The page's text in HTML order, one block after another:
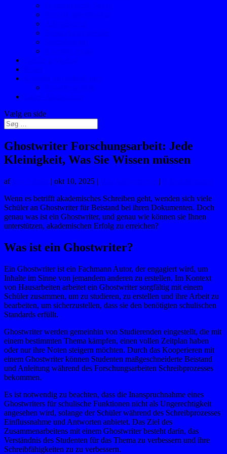
Vælg en side
Ghostwriter Forschungsarbeit: Jede
Kleinigkeit, Was Sie Wissen müssen
af | okt 10, 2025 | |
Wenn es betrifft akademisches Schreiben geht, wenden sich viele
Schüler an Ghostwriter für Beistand bei ihren Dokumenten. Doch
genau was ist ein Ghostwriter, und genau wie können sie Ihnen
unterstützen, akademischen Erfolg zu erreichen?
Was ist ein Ghostwriter?
Ein Ghostwriter ist ein Fachmann Autor, der engagiert wird, um
Inhalte im Sinne von jemandem anderen zu erstellen. Im Kontext
von Hausarbeiten arbeitet ein Ghostwriter sorgfältig mit einem
Schüler zusammen, um zu studieren, zu erstellen und ihre Arbeit zu
bearbeiten, um sicherzustellen, dass sie den benötigten schulischen
Standards erfüllt.
Ghostwriter werden gemeinhin von Studierenden eingestellt, die mit
einem bestimmten Thema kämpfen, einen vollen Zeitplan haben
oder nur ihre Noten steigern möchten. Durch das Kooperieren mit
einem Ghostwriter können Studenten maßgeschneiderte Beistand
und Anleitung während des Forschungsarbeiten Schreibprozesses
bekommen.
Es ist notwendig zu beachten, dass die Inanspruchnahme eines
Ghostwriters für schulische Funktionen nicht als Ungerechtigkeit
angesehen wird, solange der Schüler während des Schreibprozesses
Einflussnahme und Antworten anbietet. Das Ziel des
Zusammenarbeitens mit einem Ghostwriter besteht darin, das
Verständnis des Studenten für das Thema zu verbessern und ihre
Schreibfähigkeiten zu zu verbessern.